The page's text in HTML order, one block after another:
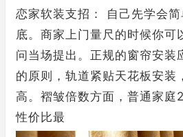
恋家软装支招： 自己先学会
底。商家上门量尺的时候你可
问当场提出。正规的窗帘安装
的原则，轨道紧贴天花板安装
高。褶皱倍数方面，普通家庭
性价比最